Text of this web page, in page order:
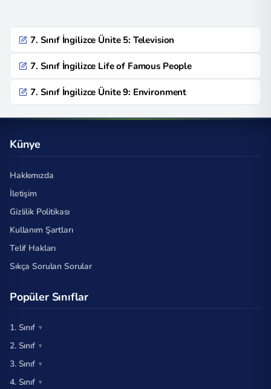
7. Sınıf İngilizce Ünite 5: Television
7. Sınıf İngilizce Life of Famous People
7. Sınıf İngilizce Ünite 9: Environment
Künye
Hakkımızda
İletişim
Gizlilik Politikası
Kullanım Şartları
Telif Hakları
Sıkça Sorulan Sorular
Popüler Sınıflar
1. Sınıf
2. Sınıf
3. Sınıf
4. Sınıf